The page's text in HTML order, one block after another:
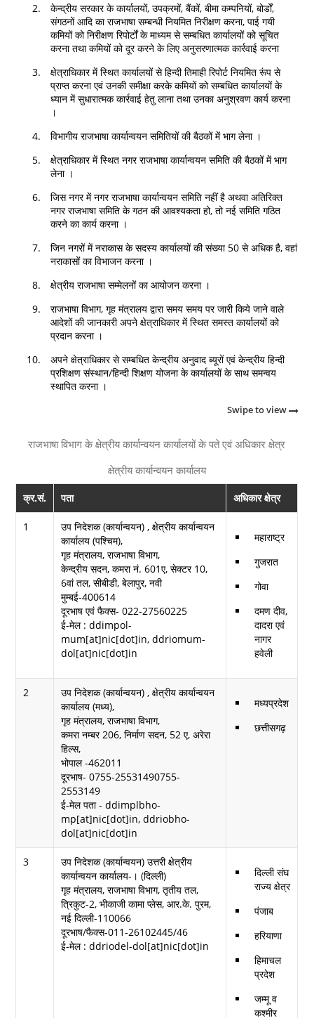
केन्द्रीय सरकार के कार्यालयों, उपक्रमों, बैंकों, बीमा कम्पनियों, बोर्डों,
संगठनों आदि का राजभाषा सम्बन्धी नियमित निरीक्षण करना, पाई गयी
कमियों को निरीक्षण रिपोर्टों के माध्यम से सम्बधित कार्यालयों को सूचित
करना तथा कमियों को दूर करने के लिए अनुसरणात्मक कार्रवाई करना
क्षेत्राधिकार में स्थित कार्यालयों से हिन्दी तिमाही रिपोर्ट नियमित रूंप से
प्राप्त करना एवं उनकी समीक्षा करके कमियों को सम्बधित कार्यालयों के
ध्यान में सुधारात्मक कार्रवाई हेतु लाना तथा उनका अनुश्रवण कार्य करना
।
विभागीय राजभाषा कार्यान्वयन समितियों की बैठकों में भाग लेना ।
क्षेत्राधिकार में स्थित नगर राजभाषा कार्यान्वयन समिति की बैठकों में भाग
लेना ।
जिस नगर में नगर राजभाषा कार्यान्वयन समिति नहीं है अथवा अतिरिक्त
नगर राजभाषा समिति के गठन की आवश्यकता हो, तो नई समिति गठित
करने का कार्य करना ।
जिन नगरों में नराकास के सदस्य कार्यालयों की संख्या 50 से अधिक है, वहां
नराकासों का विभाजन करना ।
क्षेत्रीय राजभाषा सम्मेलनों का आयोजन करना ।
राजभाषा विभाग, गृह मंत्रालय द्वारा समय समय पर जारी किये जाने वाले
आदेशों की जानकारी अपने क्षेत्राधिकार में स्थित समस्त कार्यालयों को
प्रदान करना ।
अपने क्षेत्राधिकार से सम्बधित केन्द्रीय अनुवाद ब्यूरों एवं केन्द्रीय हिन्दी
प्रशिक्षण संस्थान/हिन्दी शिक्षण योजना के कार्यालयों के साथ समन्वय
स्थापित करना ।
Swipe to view
क्षेत्रीय कार्यान्वयन कार्यालय
राजभाषा विभाग के क्षेत्रीय कार्यान्वयन कार्यालयों के पते एवं अधिकार क्षेत्र
क्र.सं. पता अधिकार क्षेत्र
1
उप निदेशक (कार्यान्वयन) , क्षेत्रीय कार्यान्वयन
कार्यालय (पश्चिम),
गृह मंत्रालय, राजभाषा विभाग,
केन्द्रीय सदन, कमरा नं. 601ए, सेक्टर 10,
6वां तल, सीबीडी, बेलापुर, नवी
मुम्बई-400614
दूरभाष एवं फैक्स- 022-27560225
ई-मेल : ddimpol-
mum[at]nic[dot]in, ddriomum-
dol[at]nic[dot]in
महाराष्ट्र
गुजरात
गोवा
दमण दीव,
दादरा एवं
नागर
हवेली
2
उप निदेशक (कार्यान्वयन) , क्षेत्रीय कार्यान्वयन
कार्यालय (मध्य),
गृह मंत्रालय, राजभाषा विभाग,
कमरा नम्बर 206, निर्माण सदन, 52 ए, अरेरा
हिल्स,
भोपाल -462011
दूरभाष- 0755-25531490755-
2553149
ई-मेल पता - ddimplbho-
mp[at]nic[dot]in, ddriobho-
dol[at]nic[dot]in
मध्यप्रदेश
छत्तीसगढ़
3
उप निदेशक (कार्यान्वयन) उत्तरी क्षेत्रीय
कार्यान्वयन कार्यालय-। (दिल्ली)
गृह मंत्रालय, राजभाषा विभाग, तृतीय तल,
त्रिकुट-2, भीकाजी कामा प्लेस, आर.के. पुरम,
नई दिल्ली-110066
दूरभाष/फैक्स-011-26102445/46
ई-मेल : ddriodel-dol[at]nic[dot]in
दिल्ली संघ
राज्य क्षेत्र
पंजाब
हरियाणा
हिमाचल
प्रदेश
जम्मू व
कश्मीर